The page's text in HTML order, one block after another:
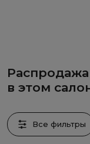
в этом
Все фильтры